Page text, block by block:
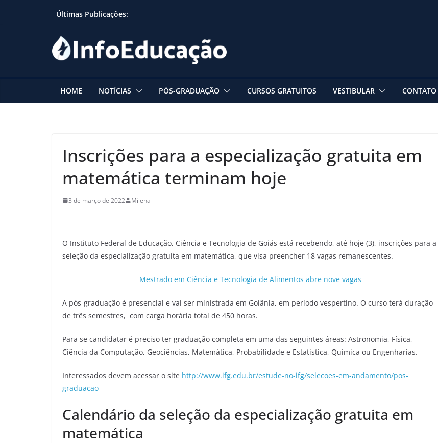
Últimas Publicações:
HOME NOTÍCIAS PÓS-GRADUAÇÃO CURSOS GRATUITOS VESTIBULAR CONTATO
Inscrições para a especialização gratuita em
matemática terminam hoje
3 de março de 2022 Milena
O Instituto Federal de Educação, Ciência e Tecnologia de Goiás está recebendo, até hoje (3), inscrições para a
seleção da especialização gratuita em matemática, que visa preencher 18 vagas remanescentes.
Mestrado em Ciência e Tecnologia de Alimentos abre nove vagas
A pós-graduação é presencial e vai ser ministrada em Goiânia, em período vespertino. O curso terá duração
de três semestres, com carga horária total de 450 horas.
Para se candidatar é preciso ter graduação completa em uma das seguintes áreas: Astronomia, Física,
Ciência da Computação, Geociências, Matemática, Probabilidade e Estatística, Química ou Engenharias.
Interessados devem acessar o site http://www.ifg.edu.br/estude-no-ifg/selecoes-em-andamento/pos-
graduacao
Calendário da seleção da especialização gratuita em
matemática